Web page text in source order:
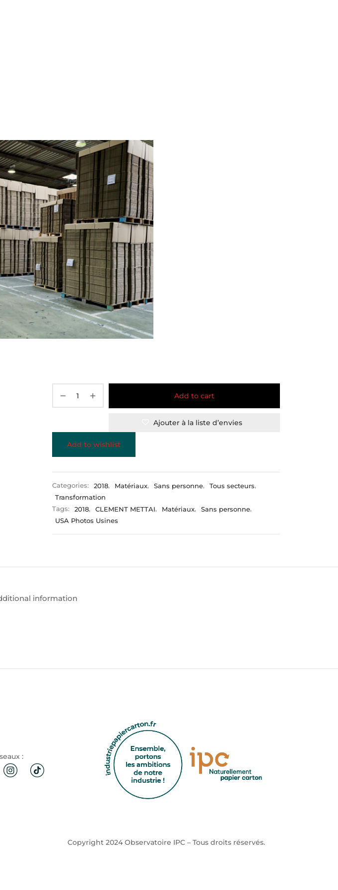
Add to cart
Ajouter à la liste d’envies
Add to wishlist
Categories: 2018, Matériaux, Sans personne, Tous secteurs,
Transformation
Tags:
2018, CLEMENT METTAI, Matériaux, Sans personne,
USA Photos Usines
information
:
Copyright 2024 Observatoire IPC – Tous droits réservés.